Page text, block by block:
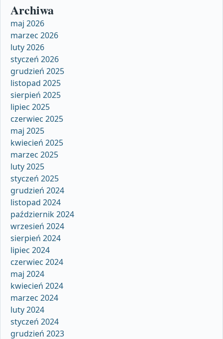
Archiwa
maj 2026
marzec 2026
luty 2026
styczeń 2026
grudzień 2025
listopad 2025
sierpień 2025
lipiec 2025
czerwiec 2025
maj 2025
kwiecień 2025
marzec 2025
luty 2025
styczeń 2025
grudzień 2024
listopad 2024
październik 2024
wrzesień 2024
sierpień 2024
lipiec 2024
czerwiec 2024
maj 2024
kwiecień 2024
marzec 2024
luty 2024
styczeń 2024
grudzień 2023